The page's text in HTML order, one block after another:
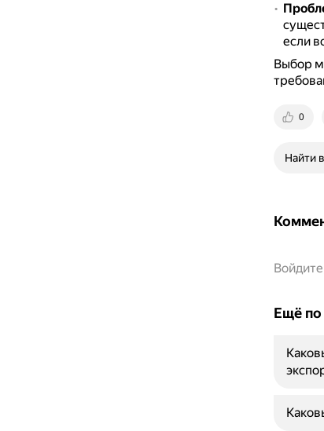
если
Выбор
0
Найти
Ещё по